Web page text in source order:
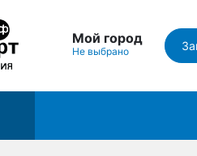
Мой город
Не выбрано